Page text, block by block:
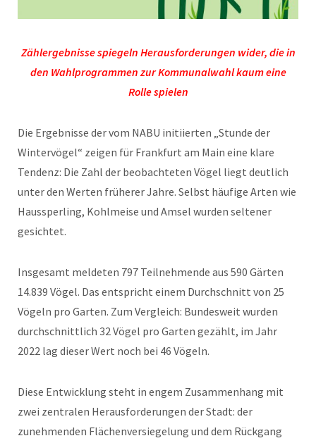
Zählergebnisse spiegeln Herausforderungen wider, die in
den Wahlprogrammen zur Kommunalwahl kaum eine
Rolle spielen
Die Ergebnisse der vom NABU initiierten „Stunde der
Wintervögel“ zeigen für Frankfurt am Main eine klare
Tendenz: Die Zahl der beobachteten Vögel liegt deutlich
unter den Werten früherer Jahre. Selbst häufige Arten wie
Haussperling, Kohlmeise und Amsel wurden seltener
gesichtet.
Insgesamt meldeten 797 Teilnehmende aus 590 Gärten
14.839 Vögel. Das entspricht einem Durchschnitt von 25
Vögeln pro Garten. Zum Vergleich: Bundesweit wurden
durchschnittlich 32 Vögel pro Garten gezählt, im Jahr
2022 lag dieser Wert noch bei 46 Vögeln.
Diese Entwicklung steht in engem Zusammenhang mit
zwei zentralen Herausforderungen der Stadt: der
zunehmenden Flächenversiegelung und dem Rückgang